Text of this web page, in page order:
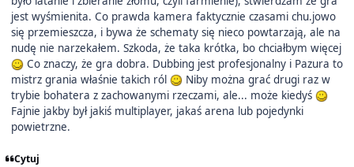
jest wyśmienita. Co prawda kamera faktycznie czasami chu.jowo
się przemieszcza, i bywa że schematy się nieco powtarzają, ale na
nudę nie narzekałem. Szkoda, że taka krótka, bo chciałbym więcej
Co znaczy, że gra dobra. Dubbing jest profesjonalny i Pazura to
mistrz grania właśnie takich ról
Niby można grać drugi raz w
trybie bohatera z zachowanymi rzeczami, ale... może kiedyś
Fajnie jakby był jakiś multiplayer, jakaś arena lub pojedynki
powietrzne.
Cytuj